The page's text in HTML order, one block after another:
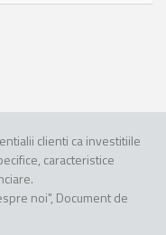
clienti ca investitiile
caracteristice
noi", Document de